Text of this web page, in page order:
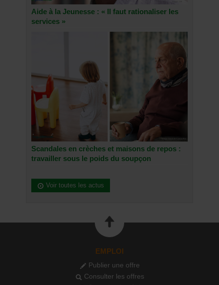
Aide à la Jeunesse : « Il faut rationaliser les
services »
Scandales en crèches et maisons de repos :
travailler sous le poids du soupçon
Voir toutes les actus
EMPLOI
Publier une offre
Consulter les offres